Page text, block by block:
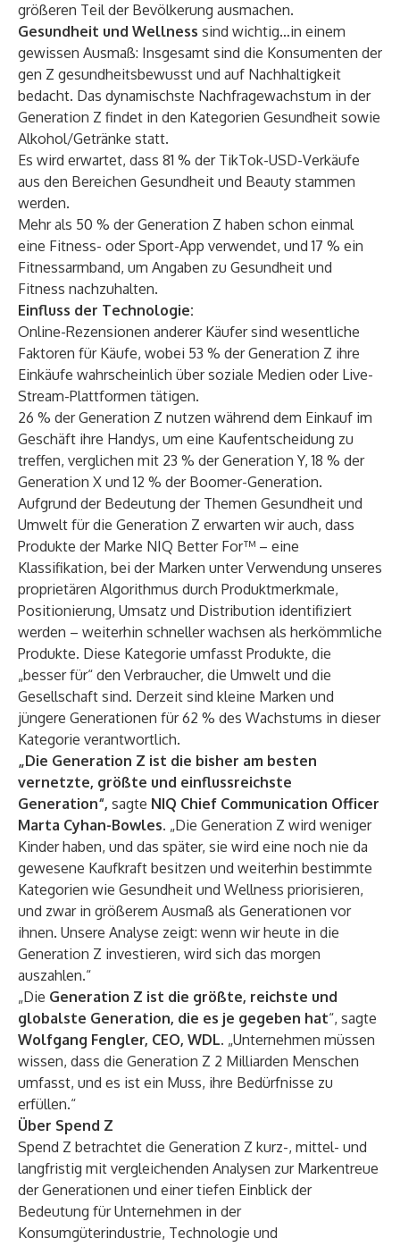
größeren Teil der Bevölkerung ausmachen.
Gesundheit und Wellness sind wichtig…in einem
gewissen Ausmaß: Insgesamt sind die Konsumenten der
gen Z gesundheitsbewusst und auf Nachhaltigkeit
bedacht. Das dynamischste Nachfragewachstum in der
Generation Z findet in den Kategorien Gesundheit sowie
Alkohol/Getränke statt.
Es wird erwartet, dass 81 % der TikTok-USD-Verkäufe
aus den Bereichen Gesundheit und Beauty stammen
werden.
Mehr als 50 % der Generation Z haben schon einmal
eine Fitness- oder Sport-App verwendet, und 17 % ein
Fitnessarmband, um Angaben zu Gesundheit und
Fitness nachzuhalten.
Einfluss der Technologie:
Online-Rezensionen anderer Käufer sind wesentliche
Faktoren für Käufe, wobei 53 % der Generation Z ihre
Einkäufe wahrscheinlich über soziale Medien oder Live-
Stream-Plattformen tätigen.
26 % der Generation Z nutzen während dem Einkauf im
Geschäft ihre Handys, um eine Kaufentscheidung zu
treffen, verglichen mit 23 % der Generation Y, 18 % der
Generation X und 12 % der Boomer-Generation.
Aufgrund der Bedeutung der Themen Gesundheit und
Umwelt für die Generation Z erwarten wir auch, dass
Produkte der Marke NIQ ​​Better For™ – eine
Klassifikation, bei der Marken unter Verwendung unseres
proprietären Algorithmus durch Produktmerkmale,
Positionierung, Umsatz und Distribution identifiziert
werden – weiterhin schneller wachsen als herkömmliche
Produkte. Diese Kategorie umfasst Produkte, die
„besser für“ den Verbraucher, die Umwelt und die
Gesellschaft sind. Derzeit sind kleine Marken und
jüngere Generationen für 62 % des Wachstums in dieser
Kategorie verantwortlich.
„Die Generation Z ist die bisher am besten
vernetzte, größte und einflussreichste
Generation“, sagte NIQ Chief Communication Officer
Marta Cyhan-Bowles. „Die Generation Z wird weniger
Kinder haben, und das später, sie wird eine noch nie da
gewesene Kaufkraft besitzen und weiterhin bestimmte
Kategorien wie Gesundheit und Wellness priorisieren,
und zwar in größerem Ausmaß als Generationen vor
ihnen. Unsere Analyse zeigt: wenn wir heute in die
Generation Z investieren, wird sich das morgen
auszahlen.“
„Die Generation Z ist die größte, reichste und
globalste Generation, die es je gegeben hat“, sagte
Wolfgang Fengler, CEO, WDL. „Unternehmen müssen
wissen, dass die Generation Z 2 Milliarden Menschen
umfasst, und es ist ein Muss, ihre Bedürfnisse zu
erfüllen.“
Über Spend Z
Spend Z betrachtet die Generation Z kurz-, mittel- und
langfristig mit vergleichenden Analysen zur Markentreue
der Generationen und einer tiefen Einblick der
Bedeutung für Unternehmen in der
Konsumgüterindustrie, Technologie und